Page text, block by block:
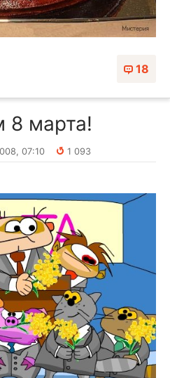
18
8 марта!
07:10
1 093